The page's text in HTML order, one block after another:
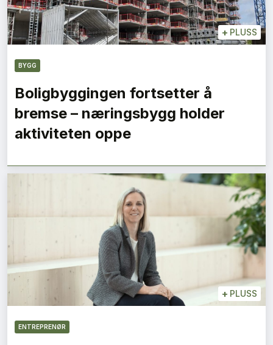
+ PLUSS
BYGG
Boligbyggingen fortsetter å
bremse – næringsbygg holder
aktiviteten oppe
+ PLUSS
ENTREPRENØR